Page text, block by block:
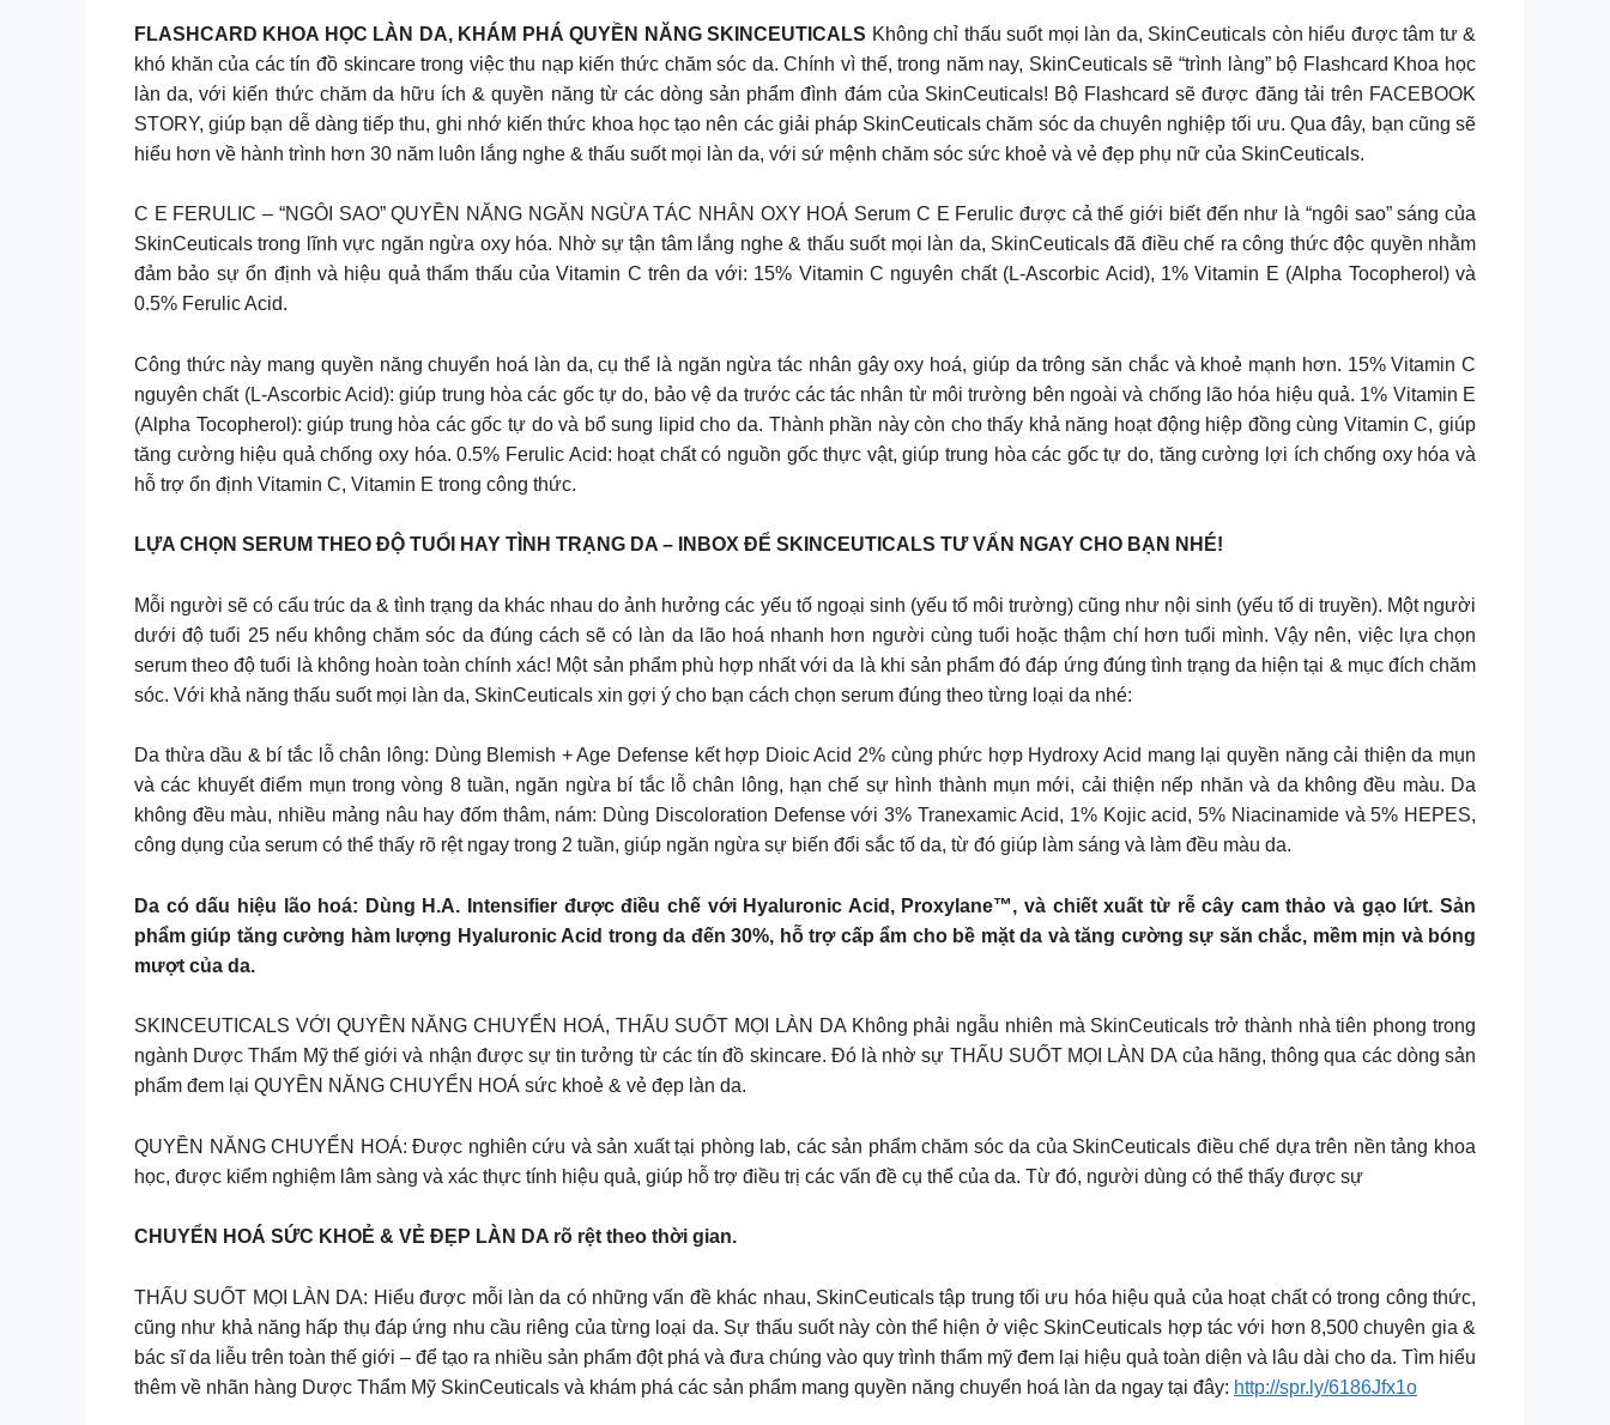
FLASHCARD KHOA HỌC LÀN DA, KHÁM PHÁ QUYỀN NĂNG SKINCEUTICALS Không chỉ thấu suốt mọi làn da, SkinCeuticals còn hiểu được tâm tư &
khó khăn của các tín đồ skincare trong việc thu nạp kiến thức chăm sóc da. Chính vì thế, trong năm nay, SkinCeuticals sẽ “trình làng” bộ Flashcard Khoa học
làn da, với kiến thức chăm da hữu ích & quyền năng từ các dòng sản phẩm đình đám của SkinCeuticals! Bộ Flashcard sẽ được đăng tải trên FACEBOOK
STORY, giúp bạn dễ dàng tiếp thu, ghi nhớ kiến thức khoa học tạo nên các giải pháp SkinCeuticals chăm sóc da chuyên nghiệp tối ưu. Qua đây, bạn cũng sẽ
hiểu hơn về hành trình hơn 30 năm luôn lắng nghe & thấu suốt mọi làn da, với sứ mệnh chăm sóc sức khoẻ và vẻ đẹp phụ nữ của SkinCeuticals.
C E FERULIC – “NGÔI SAO” QUYỀN NĂNG NGĂN NGỪA TÁC NHÂN OXY HOÁ Serum C E Ferulic được cả thế giới biết đến như là “ngôi sao” sáng của
SkinCeuticals trong lĩnh vực ngăn ngừa oxy hóa. Nhờ sự tận tâm lắng nghe & thấu suốt mọi làn da, SkinCeuticals đã điều chế ra công thức độc quyền nhằm
đảm bảo sự ổn định và hiệu quả thẩm thấu của Vitamin C trên da với: 15% Vitamin C nguyên chất (L-Ascorbic Acid), 1% Vitamin E (Alpha Tocopherol) và
0.5% Ferulic Acid.
Công thức này mang quyền năng chuyển hoá làn da, cụ thể là ngăn ngừa tác nhân gây oxy hoá, giúp da trông săn chắc và khoẻ mạnh hơn. 15% Vitamin C
nguyên chất (L-Ascorbic Acid): giúp trung hòa các gốc tự do, bảo vệ da trước các tác nhân từ môi trường bên ngoài và chống lão hóa hiệu quả. 1% Vitamin E
(Alpha Tocopherol): giúp trung hòa các gốc tự do và bổ sung lipid cho da. Thành phần này còn cho thấy khả năng hoạt động hiệp đồng cùng Vitamin C, giúp
tăng cường hiệu quả chống oxy hóa. 0.5% Ferulic Acid: hoạt chất có nguồn gốc thực vật, giúp trung hòa các gốc tự do, tăng cường lợi ích chống oxy hóa và
hỗ trợ ổn định Vitamin C, Vitamin E trong công thức.
LỰA CHỌN SERUM THEO ĐỘ TUỔI HAY TÌNH TRẠNG DA – INBOX ĐỂ SKINCEUTICALS TƯ VẤN NGAY CHO BẠN NHÉ!
Mỗi người sẽ có cấu trúc da & tình trạng da khác nhau do ảnh hưởng các yếu tố ngoại sinh (yếu tố môi trường) cũng như nội sinh (yếu tố di truyền). Một người
dưới độ tuổi 25 nếu không chăm sóc da đúng cách sẽ có làn da lão hoá nhanh hơn người cùng tuổi hoặc thậm chí hơn tuổi mình. Vậy nên, việc lựa chọn
serum theo độ tuổi là không hoàn toàn chính xác! Một sản phẩm phù hợp nhất với da là khi sản phẩm đó đáp ứng đúng tình trạng da hiện tại & mục đích chăm
sóc. Với khả năng thấu suốt mọi làn da, SkinCeuticals xin gợi ý cho bạn cách chọn serum đúng theo từng loại da nhé:
Da thừa dầu & bí tắc lỗ chân lông: Dùng Blemish + Age Defense kết hợp Dioic Acid 2% cùng phức hợp Hydroxy Acid mang lại quyền năng cải thiện da mụn
và các khuyết điểm mụn trong vòng 8 tuần, ngăn ngừa bí tắc lỗ chân lông, hạn chế sự hình thành mụn mới, cải thiện nếp nhăn và da không đều màu. Da
không đều màu, nhiều mảng nâu hay đốm thâm, nám: Dùng Discoloration Defense với 3% Tranexamic Acid, 1% Kojic acid, 5% Niacinamide và 5% HEPES,
công dụng của serum có thể thấy rõ rệt ngay trong 2 tuần, giúp ngăn ngừa sự biến đổi sắc tố da, từ đó giúp làm sáng và làm đều màu da.
Da có dấu hiệu lão hoá: Dùng H.A. Intensifier được điều chế với Hyaluronic Acid, Proxylane™, và chiết xuất từ rễ cây cam thảo và gạo lứt. Sản
phẩm giúp tăng cường hàm lượng Hyaluronic Acid trong da đến 30%, hỗ trợ cấp ẩm cho bề mặt da và tăng cường sự săn chắc, mềm mịn và bóng
mượt của da.
SKINCEUTICALS VỚI QUYỀN NĂNG CHUYỂN HOÁ, THẤU SUỐT MỌI LÀN DA Không phải ngẫu nhiên mà SkinCeuticals trở thành nhà tiên phong trong
ngành Dược Thẩm Mỹ thế giới và nhận được sự tin tưởng từ các tín đồ skincare. Đó là nhờ sự THẤU SUỐT MỌI LÀN DA của hãng, thông qua các dòng sản
phẩm đem lại QUYỀN NĂNG CHUYỂN HOÁ sức khoẻ & vẻ đẹp làn da.
QUYỀN NĂNG CHUYỂN HOÁ: Được nghiên cứu và sản xuất tại phòng lab, các sản phẩm chăm sóc da của SkinCeuticals điều chế dựa trên nền tảng khoa
học, được kiểm nghiệm lâm sàng và xác thực tính hiệu quả, giúp hỗ trợ điều trị các vấn đề cụ thể của da. Từ đó, người dùng có thể thấy được sự
CHUYỂN HOÁ SỨC KHOẺ & VẺ ĐẸP LÀN DA rõ rệt theo thời gian.
THẤU SUỐT MỌI LÀN DA: Hiểu được mỗi làn da có những vấn đề khác nhau, SkinCeuticals tập trung tối ưu hóa hiệu quả của hoạt chất có trong công thức,
cũng như khả năng hấp thụ đáp ứng nhu cầu riêng của từng loại da. Sự thấu suốt này còn thể hiện ở việc SkinCeuticals hợp tác với hơn 8,500 chuyên gia &
bác sĩ da liễu trên toàn thế giới – để tạo ra nhiều sản phẩm đột phá và đưa chúng vào quy trình thẩm mỹ đem lại hiệu quả toàn diện và lâu dài cho da. Tìm hiểu
thêm về nhãn hàng Dược Thẩm Mỹ SkinCeuticals và khám phá các sản phẩm mang quyền năng chuyển hoá làn da ngay tại đây: http://spr.ly/6186Jfx1o